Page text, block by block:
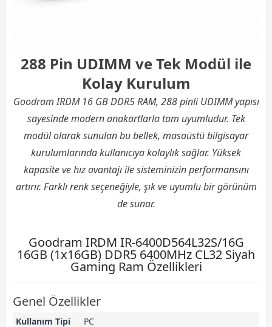
288 Pin UDIMM ve Tek Modül ile
Kolay Kurulum
Goodram IRDM 16 GB DDR5 RAM, 288 pinli UDIMM yapısı
sayesinde modern anakartlarla tam uyumludur. Tek
modül olarak sunulan bu bellek, masaüstü bilgisayar
kurulumlarında kullanıcıya kolaylık sağlar. Yüksek
kapasite ve hız avantajı ile sisteminizin performansını
artırır. Farklı renk seçeneğiyle, şık ve uyumlu bir görünüm
de sunar.
Goodram IRDM IR-6400D564L32S/16G
16GB (1x16GB) DDR5 6400MHz CL32 Siyah
Gaming Ram Özellikleri
Genel Özellikler
Kullanım Tipi
PC